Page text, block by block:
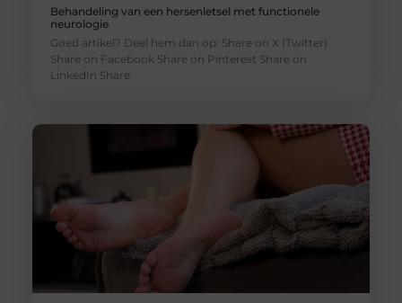
Behandeling van een hersenletsel met functionele
neurologie
Goed artikel? Deel hem dan op: Share on X (Twitter)
Share on Facebook Share on Pinterest Share on
LinkedIn Share